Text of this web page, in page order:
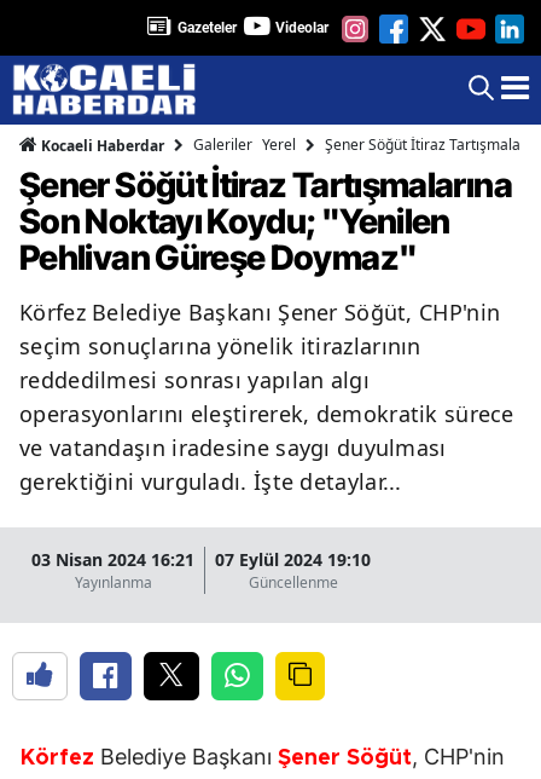
Gazeteler Videolar
Kocaeli Haberdar Galeriler Yerel Şener Söğüt İtiraz
Şener Söğüt İtiraz Tartışmalarına
Son Noktayı Koydu; "Yenilen
Pehlivan Güreşe Doymaz"
Körfez Belediye Başkanı Şener Söğüt, CHP'nin
seçim sonuçlarına yönelik itirazlarının
reddedilmesi sonrası yapılan algı
operasyonlarını eleştirerek, demokratik sürece
ve vatandaşın iradesine saygı duyulması
gerektiğini vurguladı. İşte detaylar...
03 Nisan 2024 16:21
Yayınlanma
07 Eylül 2024 19:10
Güncellenme
Körfez Belediye Başkanı Şener Söğüt, CHP'nin